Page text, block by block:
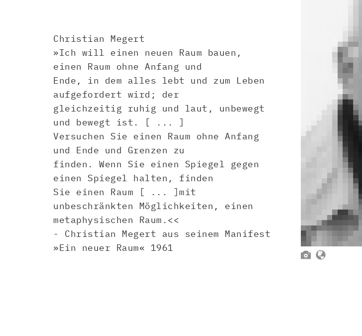
Christian Megert
»Ich will einen neuen Raum bauen,
einen Raum ohne Anfang und
Ende, in dem alles lebt und zum Leben
aufgefordert wird; der
gleichzeitig ruhig und laut, unbewegt
und bewegt ist. [ ... ]
Versuchen Sie einen Raum ohne Anfang
und Ende und Grenzen zu
finden. Wenn Sie einen Spiegel gegen
einen Spiegel halten, finden
Sie einen Raum [ ... ]mit
unbeschränkten Möglichkeiten, einen
metaphysischen Raum.<<
- Christian Megert aus seinem Manifest
»Ein neuer Raum« 1961
 